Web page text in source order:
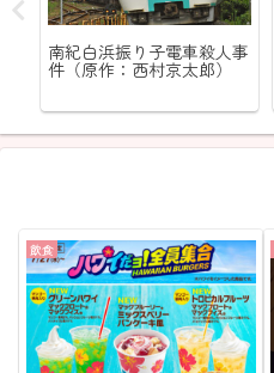
南紀白浜振り子電車殺人事
件（原作：西村京太郎）
飲食